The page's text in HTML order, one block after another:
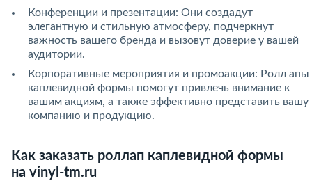
Конференции и презентации: Они создадут
элегантную и стильную атмосферу, подчеркнут
важность вашего бренда и вызовут доверие у вашей
аудитории.
Корпоративные мероприятия и промоакции: Ролл апы
каплевидной формы помогут привлечь внимание к
вашим акциям, а также эффективно представить вашу
компанию и продукцию.
Как заказать роллап каплевидной формы
на vinyl-tm.ru